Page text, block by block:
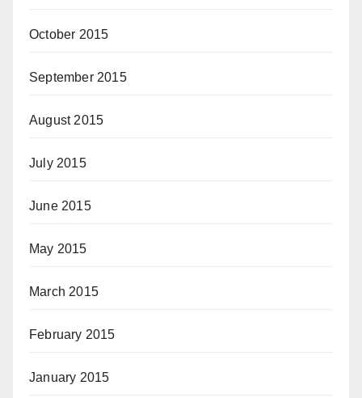
October 2015
September 2015
August 2015
July 2015
June 2015
May 2015
March 2015
February 2015
January 2015